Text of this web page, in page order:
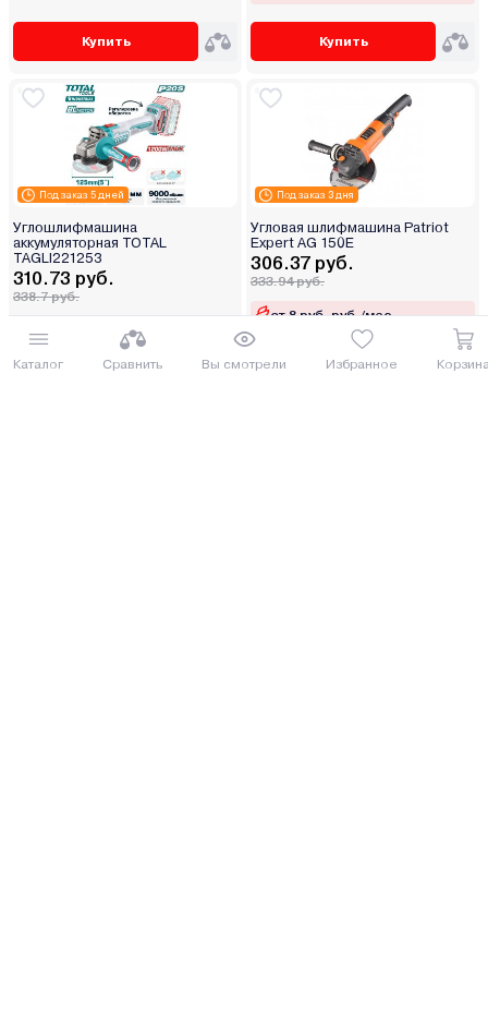
Каталог Сравнить Вы смотрели Избранное
Купить Купить
Под заказ 5 дней
Углошлифмашина
аккумуляторная TOTAL
TAGLI221253
310.73 руб.
338.7 руб.
от 8 руб. руб./мес.
Под заказ 3 дня
Угловая шлифмашина Patriot
Expert AG 150E
306.37 руб.
333.94 руб.
от 8 руб. руб./мес.